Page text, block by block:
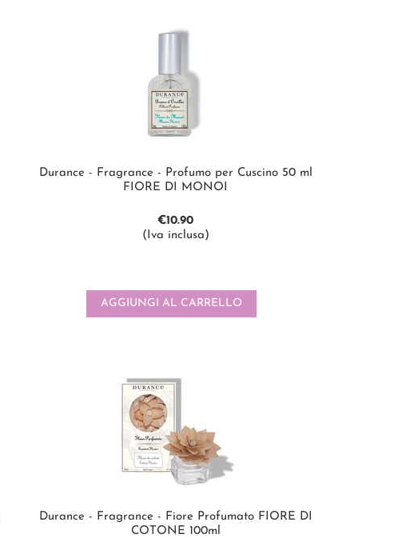
Durance - Fragrance - Profumo per Cuscino 50 ml
FIORE DI MONOI
€10.90
(Iva inclusa)
AGGIUNGI AL CARRELLO
Durance - Fragrance - Fiore Profumato FIORE DI
COTONE 100ml